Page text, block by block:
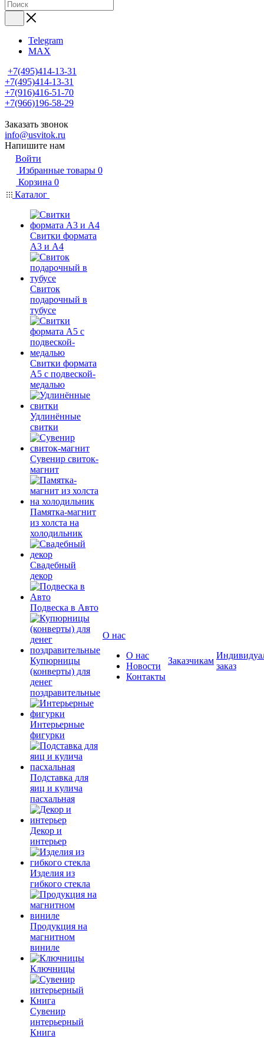
Telegram
MAX
+7(495)414-13-31
+7(495)414-13-31
+7(916)416-51-70
+7(966)196-58-29
Заказать звонок
info@usvitok.ru
Напишите нам
Войти
Избранные товары 0
Корзина 0
Каталог
Свитки формата
А3 и А4
Свиток
подарочный в
тубусе
Свитки формата
А5 с подвеской-
медалью
Удлинённые
свитки
Сувенир свиток-
магнит
Памятка-магнит
из холста на
холодильник
Свадебный
декор
Подвеска в Авто
Купюрницы
(конверты) для
денег
поздравительные
Интерьерные
фигурки
Подставка для
яиц и кулича
пасхальная
Декор и
интерьер
Изделия из
гибкого стекла
Продукция на
магнитном
виниле
Ключницы
Сувенир
интерьерный
Книга
О нас
О нас
Новости
Контакты
Заказчикам
заказ